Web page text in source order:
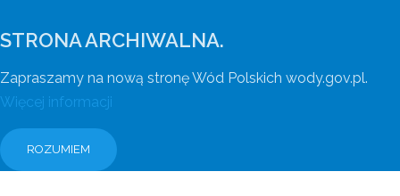
STRONA ARCHIWALNA.
Zapraszamy na nową stronę Wód Polskich wody.gov.pl.
Więcej informacji
ROZUMIEM